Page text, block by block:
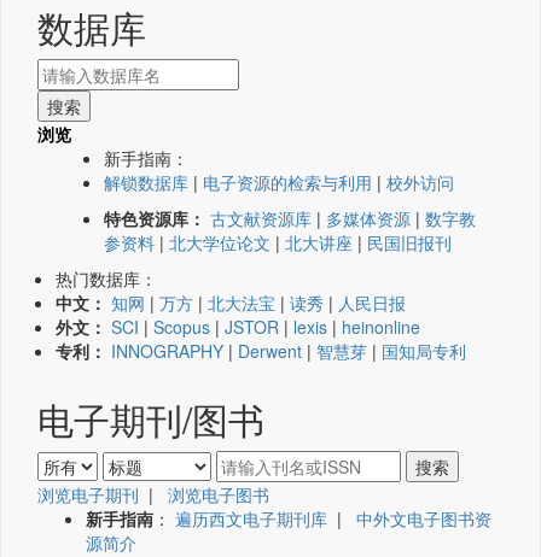
数据库
浏览
新手指南：
解锁数据库 | 电子资源的检索与利用 | 校外访问
特色资源库： 古文献资源库 | 多媒体资源 | 数字教
参资料 | 北大学位论文 | 北大讲座 | 民国旧报刊
热门数据库：
中文： 知网 | 万方 | 北大法宝 | 读秀 | 人民日报
外文： SCI | Scopus | JSTOR | lexis | heinonline
专利： INNOGRAPHY | Derwent | 智慧芽 | 国知局专利
电子期刊/图书
浏览电子期刊 | 浏览电子图书
新手指南 ： 遍历西文电子期刊库 | 中外文电子图书资
源简介